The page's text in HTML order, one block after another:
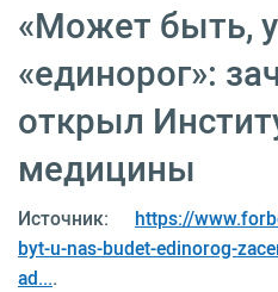
«Может быть,
«единорог»:
открыл
медицины
Источник: https://
byt-u-nas-budet-edinorog-
ad....